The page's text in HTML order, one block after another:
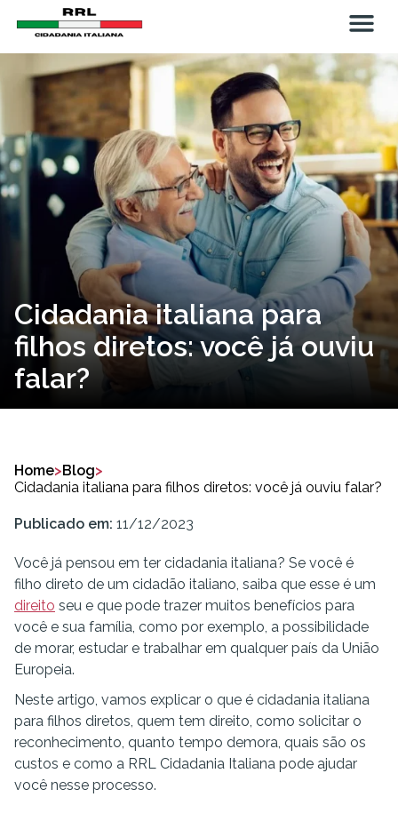
Cidadania italiana para
filhos diretos: você já ouviu
falar?
Home>Blog>
Cidadania italiana para filhos diretos: você já ouviu falar?
Publicado em: 11/12/2023
Você já pensou em ter cidadania italiana? Se você é
filho direto de um cidadão italiano, saiba que esse é um
direito seu e que pode trazer muitos benefícios para
você e sua família, como por exemplo, a possibilidade
de morar, estudar e trabalhar em qualquer país da União
Europeia.
Neste artigo, vamos explicar o que é cidadania italiana
para filhos diretos, quem tem direito, como solicitar o
reconhecimento, quanto tempo demora, quais são os
custos e como a RRL Cidadania Italiana pode ajudar
você nesse processo.